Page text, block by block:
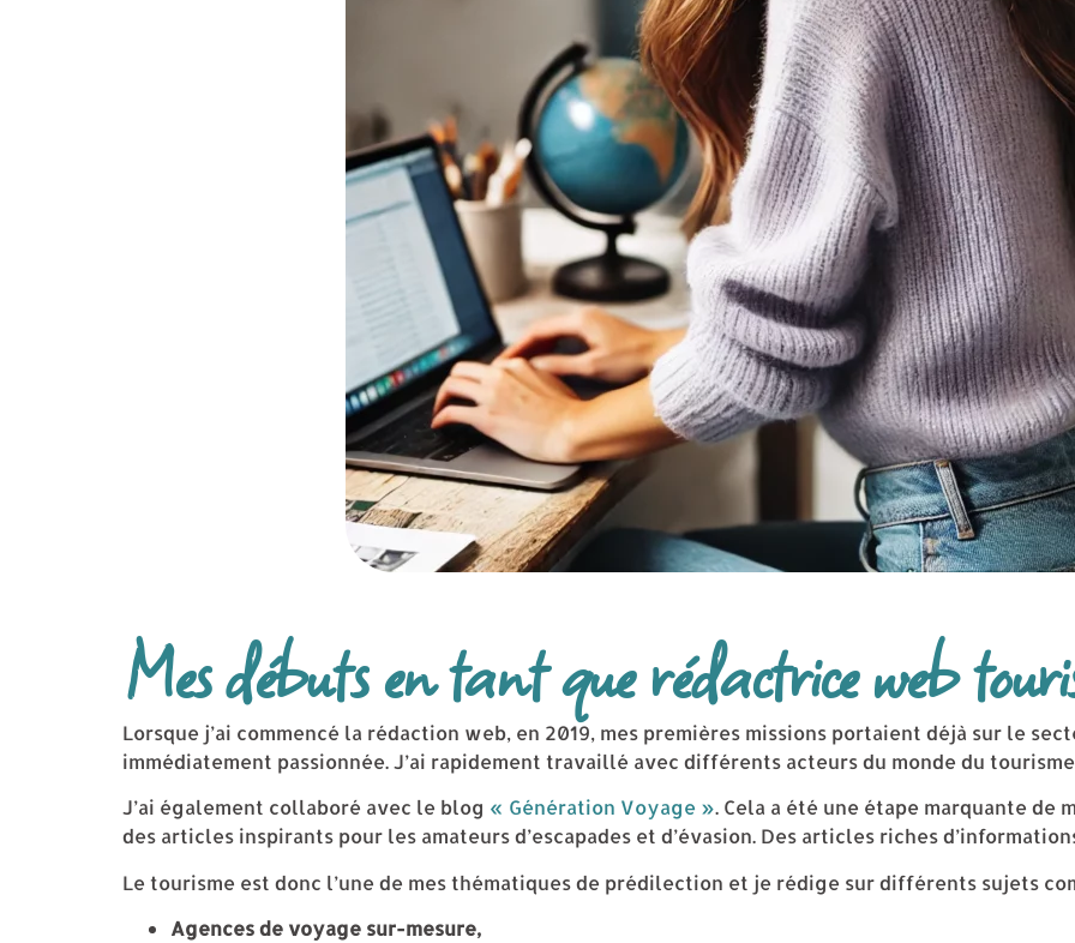
Mes débuts en tant que rédactrice web
Lorsque j’ai commencé la rédaction web, en 2019, mes premières missions portaient déjà sur le
immédiatement passionnée. J’ai rapidement travaillé avec différents acteurs du monde du
J’ai également collaboré avec le blog « Génération Voyage ». Cela a été une étape marquante de
des articles inspirants pour les amateurs d’escapades et d’évasion. Des articles riches
Le tourisme est donc l’une de mes thématiques de prédilection et je rédige sur différents sujets
Agences de voyage sur-mesure,